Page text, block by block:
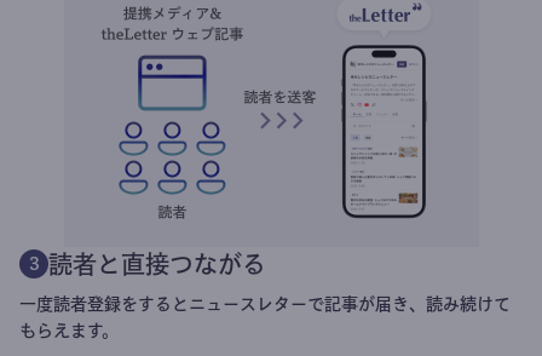
3 読者と直接つながる
一度読者登録をするとニュースレターで記事が届き、読み続けて
もらえます。